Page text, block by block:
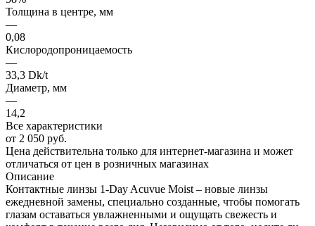
Толщина в центре, мм
—
0,08
Кислородопроницаемость
—
33,3 Dk/t
Диаметр, мм
—
14,2
Все характеристики
от 2 050 руб.
Цена действительна только для интернет-магазина и может
отличаться от цен в розничных магазинах
Описание
Контактные линзы 1-Day Acuvue Moist – новые линзы
ежедневной замены, специально созданные, чтобы помогать
глазам оставаться увлажненными и ощущать свежесть и